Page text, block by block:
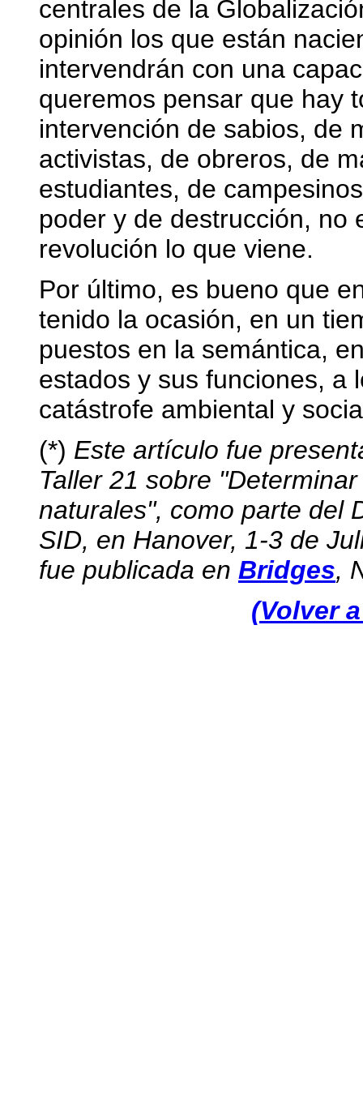
centrales de la
opinión los que están
intervendrán con una
queremos pensar que hay
intervención de sabios, de
activistas, de obreros, de
estudiantes, de
poder y de destrucción, no
revolución lo que viene.
Por último, es bueno que
tenido la ocasión, en un
puestos en la semántica,
estados y sus funciones, a
catástrofe ambiental y
(*) Este artículo fue
Taller 21 sobre
naturales", como parte del
SID, en Hanover, 1-3 de
fue publicada en Bridges,
(Volver